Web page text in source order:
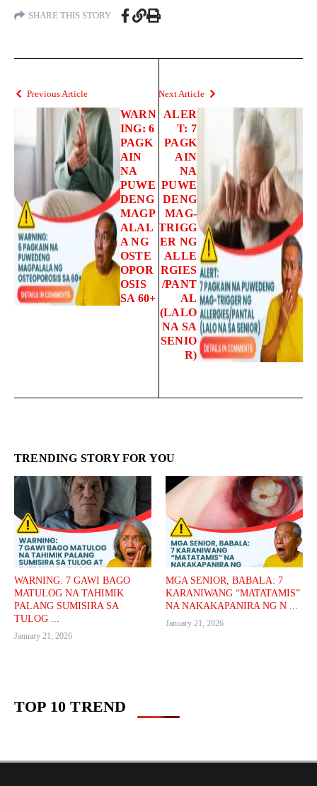
SHARE THIS STORY
Previous Article
WARN
ING: 6
PAGK
AIN
NA
PUWE
DENG
MAGP
ALAL
A NG
OSTE
OPOR
OSIS
SA 60+
Next Article
ALER
T: 7
PAGK
AIN
NA
PUWE
DENG
MAG-
TRIGG
ER NG
ALLE
RGIES
/PANT
AL
(LALO
NA SA
SENIO
R)
TRENDING STORY FOR YOU
WARNING: 7 GAWI BAGO
MATULOG NA TAHIMIK
PALANG SUMISIRA SA
TULOG ...
January 21, 2026
MGA SENIOR, BABALA: 7
KARANIWANG “MATATAMIS”
NA NAKAKAPANIRA NG N ...
January 21, 2026
TOP 10 TREND